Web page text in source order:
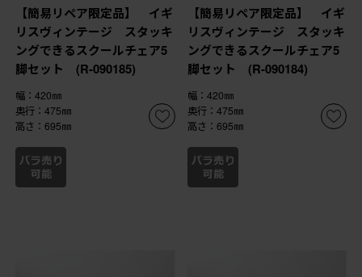
【簡易リペア限定品】 イギ
リスヴィンテージ スタッキ
ングできるスクールチェア5
脚セット (R-090185)
幅：420㎜
奥行：475㎜
高さ：695㎜
【簡易リペア限定品】 イギ
リスヴィンテージ スタッキ
ングできるスクールチェア5
脚セット (R-090184)
幅：420㎜
奥行：475㎜
高さ：695㎜